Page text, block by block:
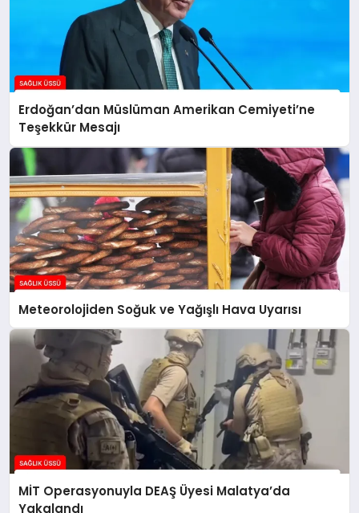
Erdoğan’dan Müslüman Amerikan Cemiyeti’ne
Teşekkür Mesajı
Meteorolojiden Soğuk ve Yağışlı Hava Uyarısı
MİT Operasyonuyla DEAŞ Üyesi Malatya’da
Yakalandı